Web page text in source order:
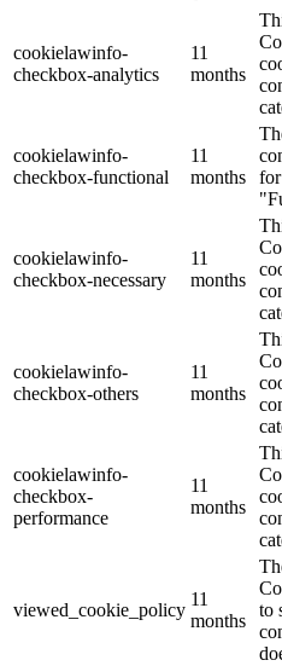
cookielawinfo-
checkbox-analytics
11
months
cookielawinfo-
checkbox-functional
11
months
cookielawinfo-
checkbox-necessary
11
months
cookielawinfo-
checkbox-others
11
months
cookielawinfo-
checkbox-
performance
11
months
viewed_cookie_policy
11
months
to